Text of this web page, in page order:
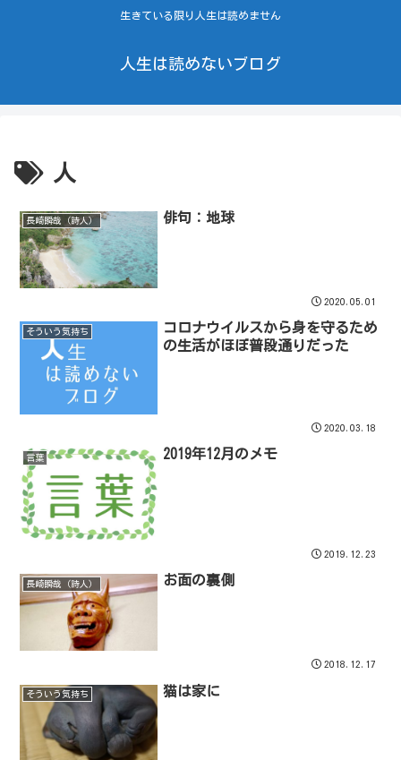
生きている限り人生は読めません
人生は読めないブログ
人
長崎瞬哉（詩人） 俳句：地球
2020.05.01
そういう気持ち
コロナウイルスから身を守るため
の生活がほぼ普段通りだった
2020.03.18
言葉 2019年12月のメモ
2019.12.23
長崎瞬哉（詩人） お面の裏側
2018.12.17
そういう気持ち 猫は家に